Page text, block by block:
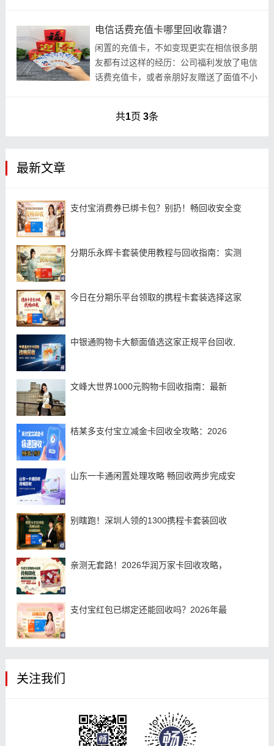
电信话费充值卡哪里回收靠谱？
闲置的充值卡，不如变现更实在相信很多朋
友都有过这样的经历：公司福利发放了电信
话费充值卡，或者亲朋好友赠送了面值不小
共1页 3条
最新文章
支付宝消费券已绑卡包？别扔！畅回收安全变
分期乐永辉卡套装使用教程与回收指南：实测
今日在分期乐平台领取的携程卡套装选择这家
中银通购物卡大额面值选这家正规平台回收,
文峰大世界1000元购物卡回收指南：最新
桔某多支付宝立减金卡回收全攻略：2026
山东一卡通闲置处理攻略 畅回收两步完成安
别瞎跑！深圳人领的1300携程卡套装回收
亲测无套路！2026华润万家卡回收攻略，
支付宝红包已绑定还能回收吗？2026年最
关注我们